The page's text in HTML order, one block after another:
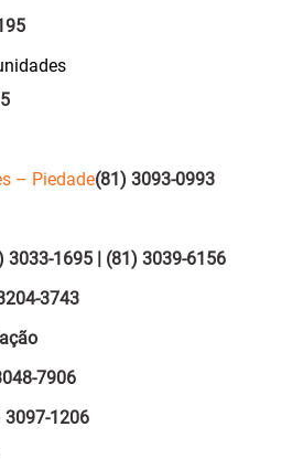
– Piedade(81) 3093-0993
3033-1695 | (81) 3039-6156
3743
7906
3097-1206